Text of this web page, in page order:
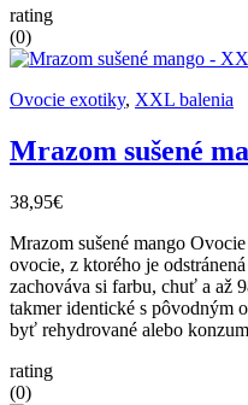
rating
(0)
Ovocie exotiky, XXL balenia
Mrazom sušené
38,95€
Mrazom sušené mango
ovocie, z ktorého je
zachováva si farbu, chuť a až
takmer identické s pôvodným
byť rehydrované alebo
rating
(0)